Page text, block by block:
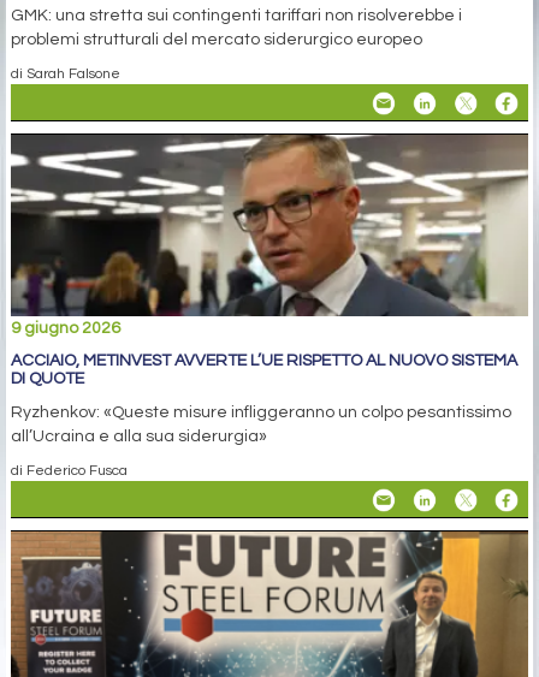
GMK: una stretta sui contingenti tariffari non risolverebbe i
problemi strutturali del mercato siderurgico europeo
di Sarah Falsone
9 giugno 2026
ACCIAIO, METINVEST AVVERTE L’UE RISPETTO AL NUOVO SISTEMA
DI QUOTE
Ryzhenkov: «Queste misure infliggeranno un colpo pesantissimo
all’Ucraina e alla sua siderurgia»
di Federico Fusca